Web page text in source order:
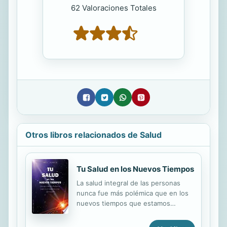
62 Valoraciones Totales
Otros libros relacionados de Salud
Tu Salud en los Nuevos Tiempos
La salud integral de las personas
nunca fue más polémica que en los
nuevos tiempos que estamos
información con la que es